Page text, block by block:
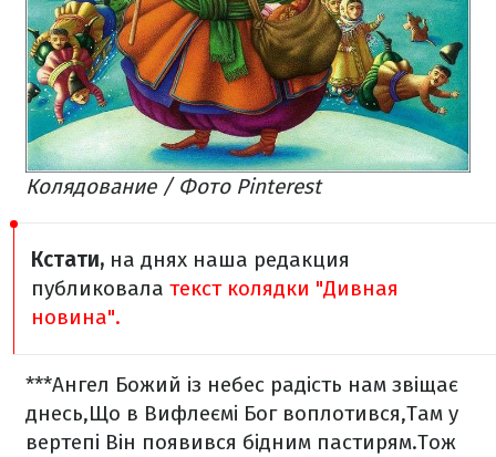
Колядование / Фото Pinterest
Кстати, на днях наша редакция
публиковала текст колядки "Дивная
новина".
***Ангел Божий із небес радість нам звіщає
днесь,Що в Вифлеємі Бог воплотився,Там у
вертепі Він появився бідним пастирям.Тож